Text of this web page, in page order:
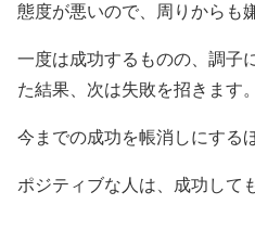
態度が悪いので、周りからも
一度は成功するものの、調子
た結果、次は失敗を招きます。
今までの成功を帳消しにする
ポジティブな人は、成功して